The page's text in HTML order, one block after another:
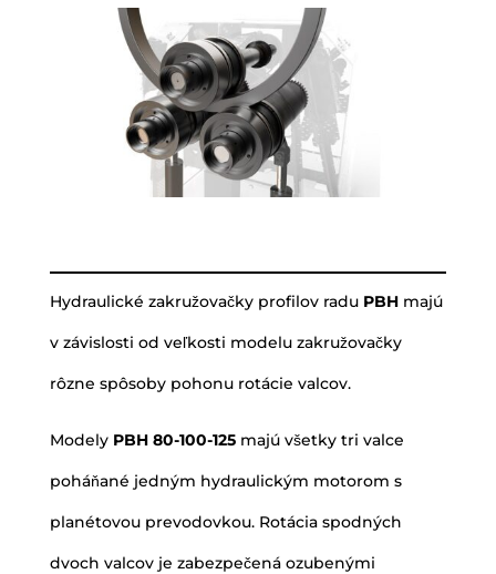
Hydraulické zakružovačky profilov radu PBHmajú
v závislosti od veľkosti modelu zakružovačky
rôzne spôsoby pohonu rotácie valcov.
Modely PBH 80-100-125majú všetky tri valce
poháňané jedným hydraulickým motorom s
planétovou prevodovkou. Rotácia spodných
dvoch valcov je zabezpečená ozubenými